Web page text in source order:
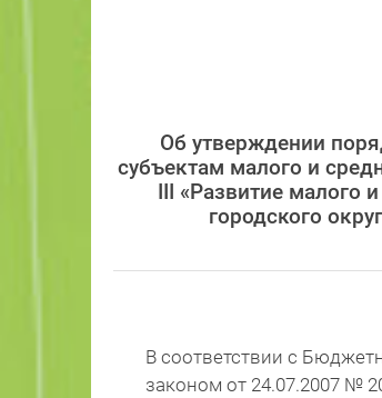
Об утверждении
субъектам малого и
III «Развитие
городского
В соответствии с
законом от 24.07.2007 №